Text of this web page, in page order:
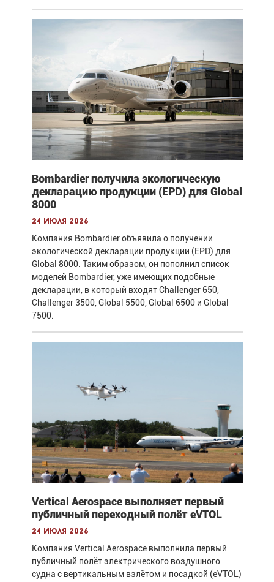
Bombardier получила экологическую
декларацию продукции (EPD) для Global
8000
24 июля 2026
Компания Bombardier объявила о получении
экологической декларации продукции (EPD) для
Global 8000. Таким образом, он пополнил список
моделей Bombardier, уже имеющих подобные
декларации, в который входят Challenger 650,
Challenger 3500, Global 5500, Global 6500 и Global
7500.
Vertical Aerospace выполняет первый
публичный переходный полёт eVTOL
24 июля 2026
Компания Vertical Aerospace выполнила первый
публичный полёт электрического воздушного
судна с вертикальным взлётом и посадкой (eVTOL)